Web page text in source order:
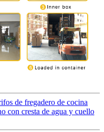
de fregadero de cocina
con cresta de agua y cuello